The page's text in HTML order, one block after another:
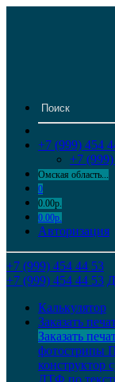
+7 (999) 454
+7
Омская область...
0
0.00р.
0.00р.
Авторизация
+7 (999) 454 44 53
+7 (999) 454 44 53
Калькулятор
Заказать
Заказать
фотострипы
конструктор
ДТФ по